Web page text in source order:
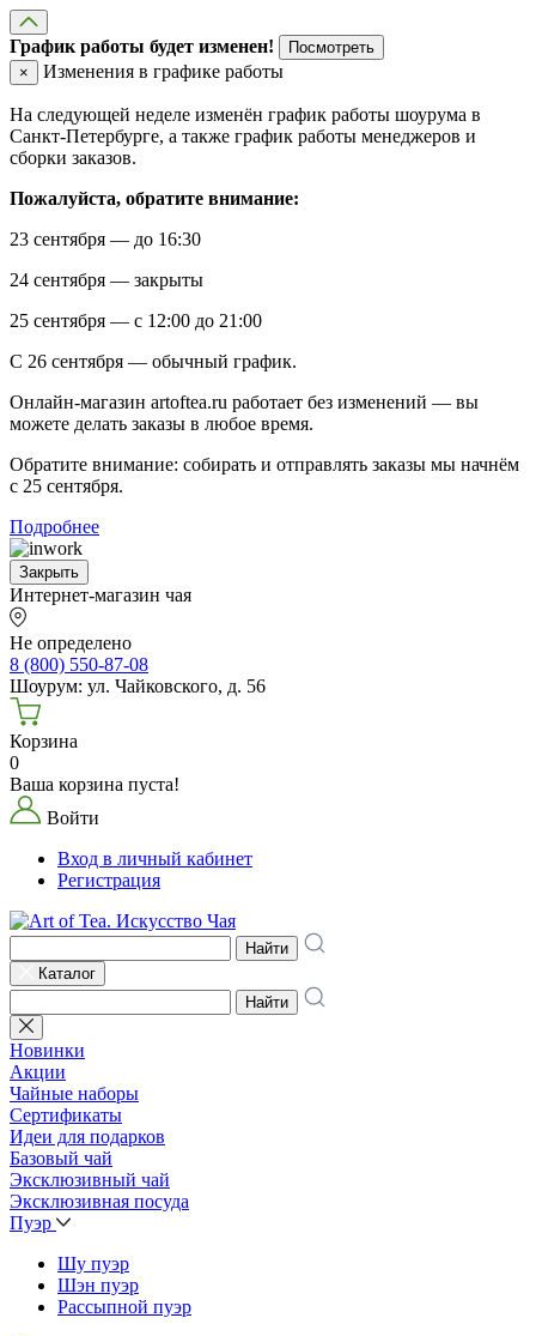
График работы будет изменен!
Посмотреть
×
Изменения в графике работы
На следующей неделе изменён график работы шоурума в
Санкт-Петербурге, а также график работы менеджеров и
сборки заказов.
Пожалуйста, обратите внимание:
23 сентября — до 16:30
24 сентября — закрыты
25 сентября — с 12:00 до 21:00
С 26 сентября — обычный график.
Онлайн-магазин artoftea.ru работает без изменений — вы
можете делать заказы в любое время.
Обратите внимание: собирать и отправлять заказы мы начнём
с 25 сентября.
Подробнее
Закрыть
Интернет-магазин чая
Не определено
8 (800) 550-87-08
Шоурум: ул. Чайковского, д. 56
Корзина
0
Ваша корзина пуста!
Войти
Вход в личный кабинет
Регистрация
Найти
Каталог
Найти
Новинки
Акции
Чайные наборы
Сертификаты
Идеи для подарков
Базовый чай
Эксклюзивный чай
Эксклюзивная посуда
Пуэр
Шу пуэр
Шэн пуэр
Рассыпной пуэр